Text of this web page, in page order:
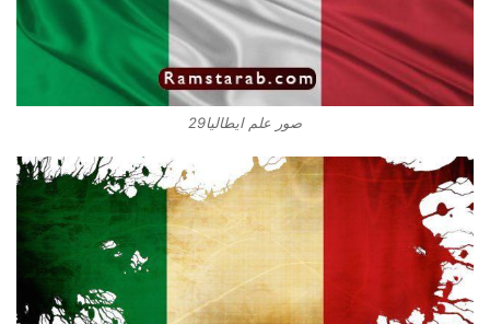
صور علم ايطاليا29